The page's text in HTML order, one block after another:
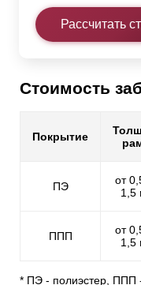
Рассчитать
Стоимость
Покрытие
ПЭ
от
1,5
ППП
от
1,5
* ПЭ - полиэстер, ППП